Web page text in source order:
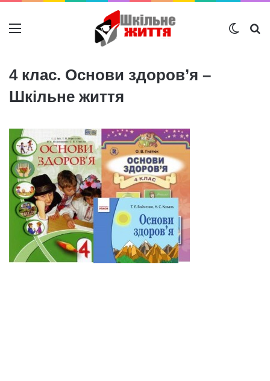
Меню
4 клас. Основи здоров’я –
Шкільне життя